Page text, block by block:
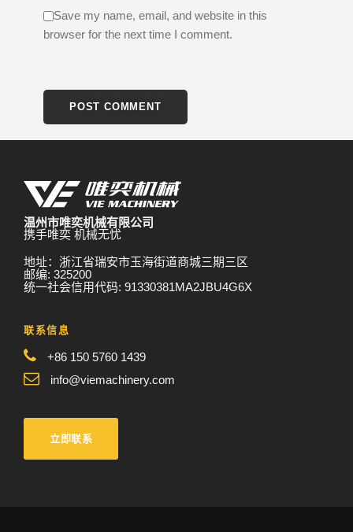
Save my name, email, and website in this
browser for the next time I comment.
温州市唯奕机械有限公司
携手唯奕 机械无忧
地址：浙江省瑞安市玉海街道商城三期三区
邮编: 325200
统一社会信用代码: 91330381MA2JBU4G6X
联系信息
+86 150 5760 1439
info@viemachinery.com
立即联系